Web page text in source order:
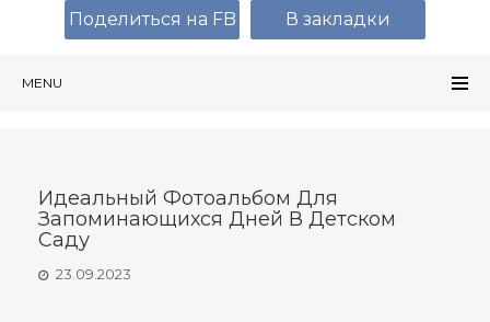
MENU
Идеальный Фотоальбом Для
Запоминающихся Дней В Детском
Саду
23.09.2023
Поделиться на FB В закладки